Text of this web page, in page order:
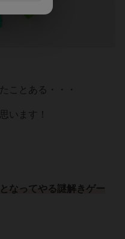
ことある・・・
います！
なってやる謎解きゲー